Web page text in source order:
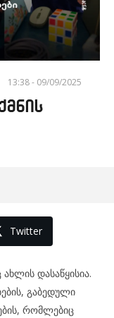
13:38 - 09/09/2025
Twitter
დასაწყისია.
გაბედული
რომლებიც